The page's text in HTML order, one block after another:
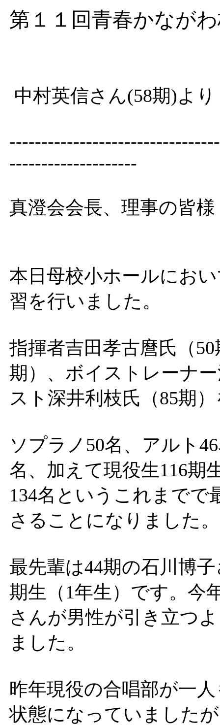
第１１回青春かなが
中村英信さん(58期)より
--------------------
真澄会会長、理事の皆様
本日母校小ホールにお
習を行いました。
指揮者吉田孝古麿氏（
期）、ボイストレーナ
スト深井利枝氏（85期
ソプラノ50名、アルト
名、加えて現役生116期
134名というこれまでで
さることになりました。
最先輩は44期の石川博
期生（1年生）です。今
さんが男性が引き立つ
ました。
昨年現役の合唱部が一
状態になっていました